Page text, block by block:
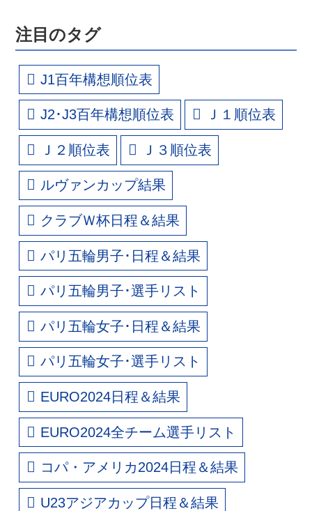
注目のタグ
J1百年構想順位表
J2･J3百年構想順位表 Ｊ１順位表
Ｊ２順位表 Ｊ３順位表
ルヴァンカップ結果
クラブＷ杯日程＆結果
パリ五輪男子･日程＆結果
パリ五輪男子･選手リスト
パリ五輪女子･日程＆結果
パリ五輪女子･選手リスト
EURO2024日程＆結果
EURO2024全チーム選手リスト
コパ・アメリカ2024日程＆結果
U23アジアカップ日程＆結果